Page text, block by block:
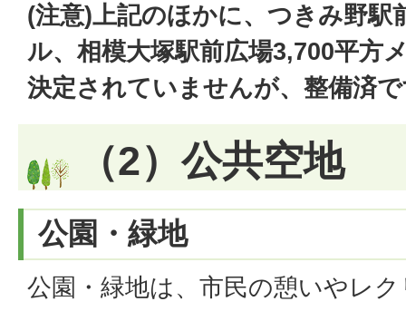
(注意)上記のほかに、つきみ野駅
ル、相模大塚駅前広場3,700平方
決定されていませんが、整備済
（2）公共空地
公園・緑地
公園・緑地は、市民の憩いやレ